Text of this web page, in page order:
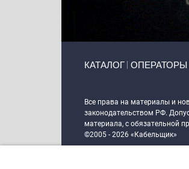
КАТАЛОГ ОПЕРАТОРЫ
Все права на материалы и
законодательством РФ.
материала, с обязательной
©2005 - 2026 «Кабельщик»